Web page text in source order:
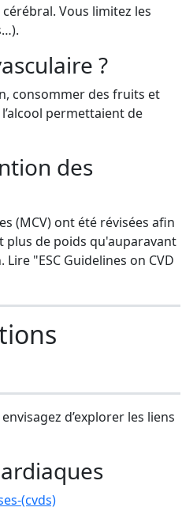
Vous limitez les
?
consommer des fruits et
permettaient de
des
(MCV) ont été révisées afin
plus de poids qu'auparavant
"ESC Guidelines on CVD
envisagez d’explorer les liens
(cvds)